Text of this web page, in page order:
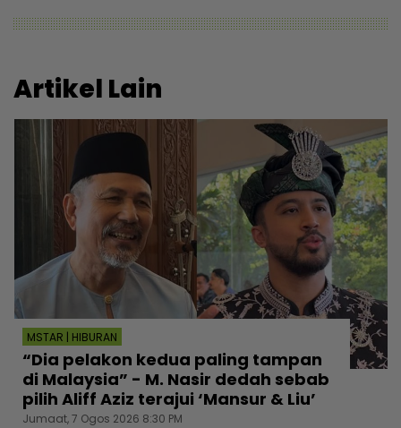
Artikel Lain
MSTAR | HIBURAN
“Dia pelakon kedua paling tampan
di Malaysia” - M. Nasir dedah sebab
pilih Aliff Aziz terajui ‘Mansur & Liu’
Jumaat, 7 Ogos 2026 8:30 PM